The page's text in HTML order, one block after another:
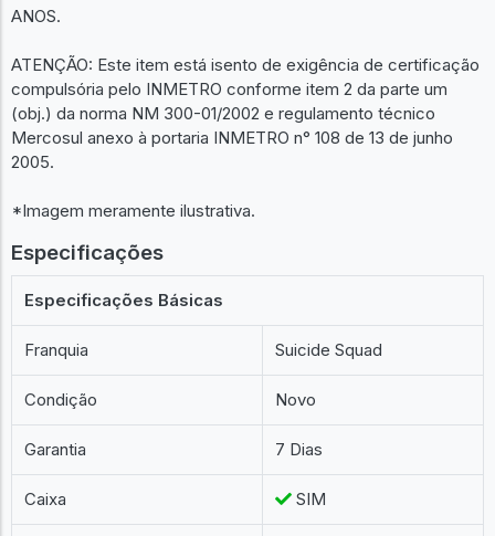
ANOS.
ATENÇÃO: Este item está isento de exigência de certificação
compulsória pelo INMETRO conforme item 2 da parte um
(obj.) da norma NM 300-01/2002 e regulamento técnico
Mercosul anexo à portaria INMETRO n° 108 de 13 de junho
2005.
*Imagem meramente ilustrativa.
Especificações
Especificações Básicas
Franquia Suicide Squad
Condição Novo
Garantia 7 Dias
Caixa SIM